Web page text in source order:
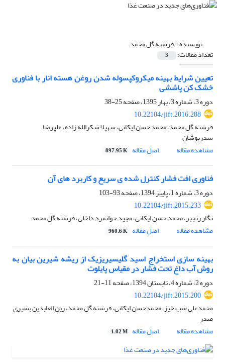
نویسنده =فرشته گل محمد
تعداد مقالات: 3
تعیین شرایط بهینه میکروکپسوله شدن روغن هسته انار با فناوری
خشک کن پاششی
دوره 3، شماره 3، بهار 1395، صفحه
25-38
10.22104/jift.2016.288
فرشته گل محمد، محمد حسن ایکانی، سهیلا شکرالله زاده، علیرضا
سدرپوشان
مشاهده مقاله
اصل مقاله 897.95 K
فناوری افت فشار کنترل شده ی سریع و کاربرد های آن
دوره 3، شماره 1، پاییز 1394، صفحه
93-103
10.22104/jift.2015.233
نگار رنجبر، محمد حسن ایکانی، مجید جوانمرد داخلی، فرشته گل محمد
مشاهده مقاله
اصل مقاله 960.6 K
بهینه سازی استخراج اسید گلیسیریزیک از ریشه شیرین بیان به
روش آب داغ تحت فشار در مقیاس پایلوت
دوره 2، شماره 4، تابستان 1394، صفحه
11-21
10.22104/jift.2015.200
محمدعلی شب خیز، محمدحسن ایکانی، فرشته گل محمد، زین العابدین بشیری
صدر
مشاهده مقاله
اصل مقاله 1.02 M